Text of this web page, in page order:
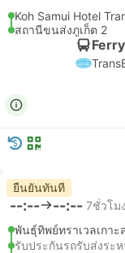
Koh Samui Hotel
สถานีขนส่งภูเก็ต 2
ยืนยันทันที
--:-- --:-- 7ชั่วโม
พันธุ์ทิพย์ทราเวลเกาะ
รับประกันรถรับส่งระห